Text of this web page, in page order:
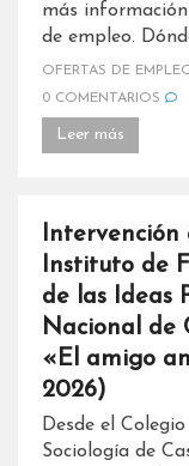
más
de empleo.
OFERTAS DE
0 COMENTARIOS
Leer más
Intervención
Instituto de
de las Ideas
Nacional de
«El amigo
2026)
Desde el
Sociología de